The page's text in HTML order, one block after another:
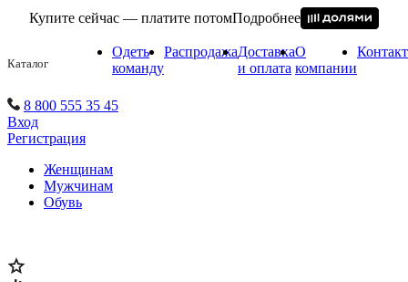
Купите сейчас — платите потомПодробнее
Каталог
Одеть
команду
РаспродажаДоставка
и оплата
О
компании
8 800 555 35 45
Вход
Регистрация
Женщинам
Мужчинам
Обувь